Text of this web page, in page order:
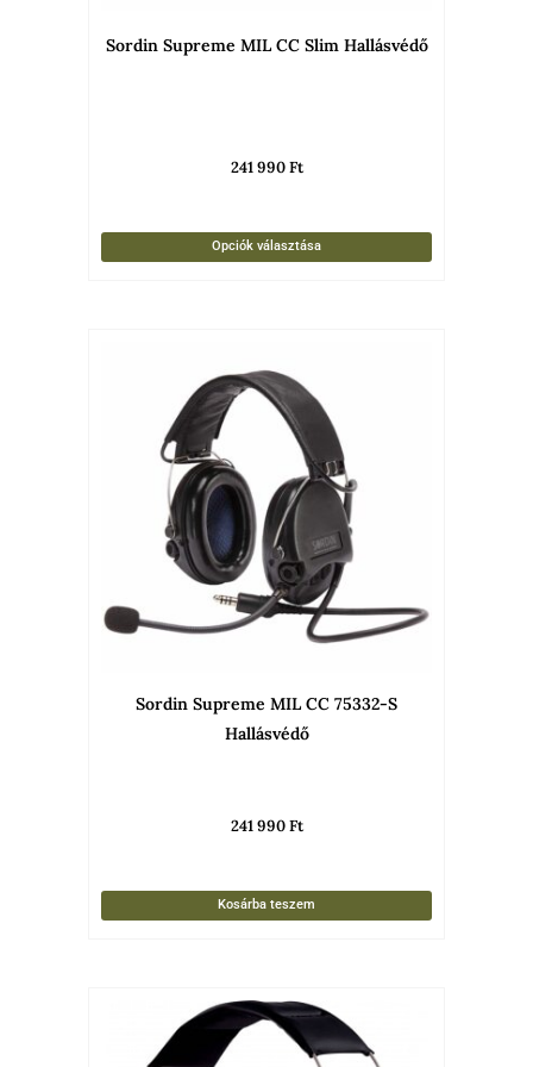
Sordin Supreme MIL CC Slim Hallásvédő
241 990Ft
Opciók választása
Sordin Supreme MIL CC 75332-S
Hallásvédő
241 990Ft
Kosárba teszem